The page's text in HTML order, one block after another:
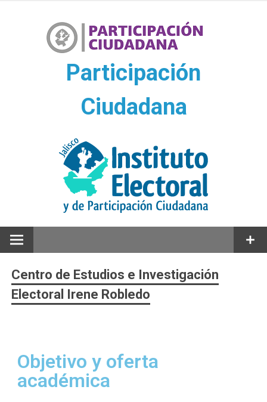
Participación
Ciudadana
Centro de Estudios e Investigación
Electoral Irene Robledo
Objetivo y oferta
académica